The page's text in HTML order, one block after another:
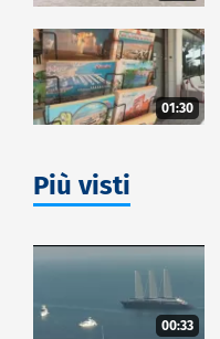
01:30
Più visti
00:33